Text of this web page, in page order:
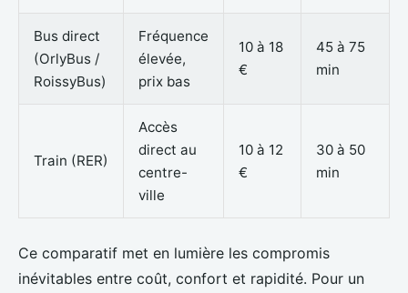
Bus direct
(OrlyBus /
RoissyBus)
Fréquence
élevée,
prix bas
10 à 18
€
45 à 75
min
Train (RER)
Accès
direct au
centre-
ville
10 à 12
€
30 à 50
min
Ce comparatif met en lumière les compromis
inévitables entre coût, confort et rapidité. Pour un